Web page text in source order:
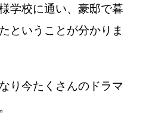
学校に通い、豪邸で暮
ということが分かりま
り今たくさんのドラマ